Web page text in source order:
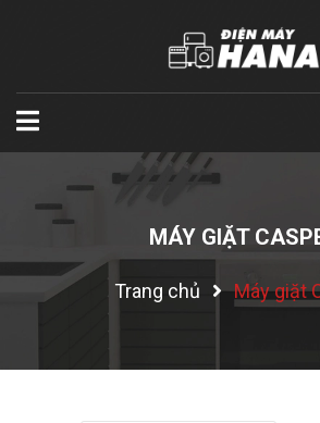
MÁY GIẶT
Trang chủ Máy giặt